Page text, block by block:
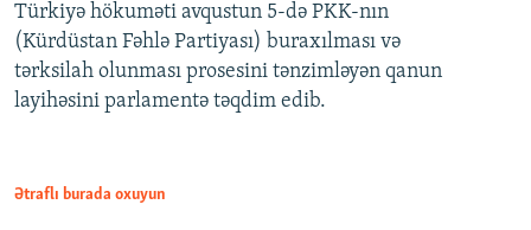
Auto 240p 360p 480p
720p 1080p
360p
480p
Türkiyə hökuməti avqustun 5-də PKK-nın
(Kürdüstan Fəhlə Partiyası) buraxılması və
tərksilah olunması prosesini tənzimləyən qanun
layihəsini parlamentə təqdim edib.
Ətraflı burada oxuyun